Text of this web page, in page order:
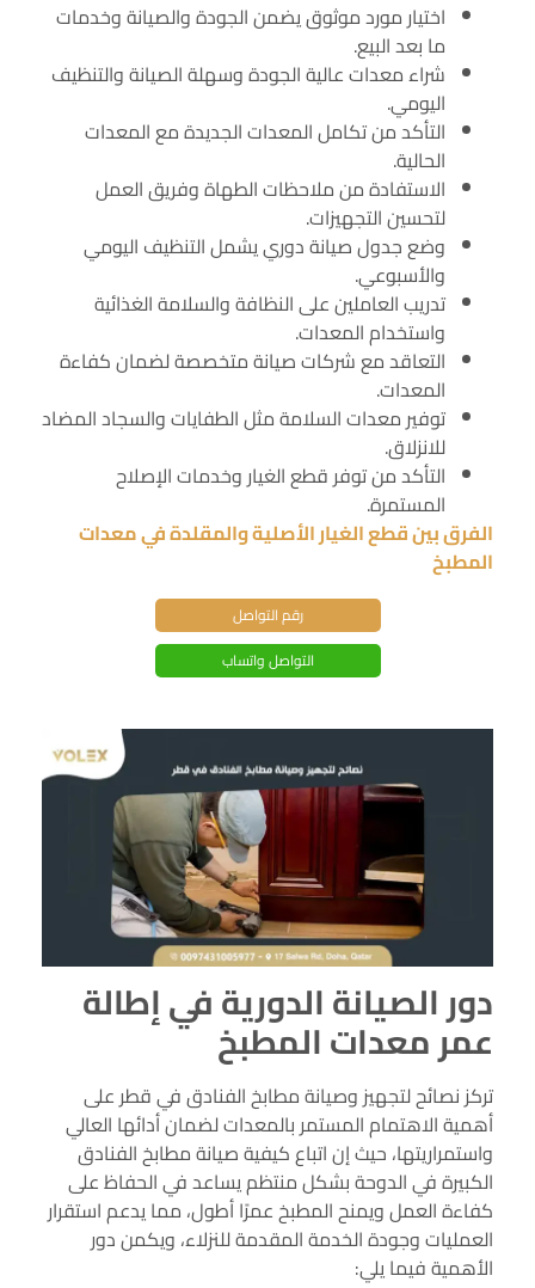
اختيار مورد موثوق يضمن الجودة والصيانة وخدمات
ما بعد البيع.
شراء معدات عالية الجودة وسهلة الصيانة والتنظيف
اليومي.
التأكد من تكامل المعدات الجديدة مع المعدات
الحالية.
الاستفادة من ملاحظات الطهاة وفريق العمل
لتحسين التجهيزات.
وضع جدول صيانة دوري يشمل التنظيف اليومي
والأسبوعي.
تدريب العاملين على النظافة والسلامة الغذائية
واستخدام المعدات.
التعاقد مع شركات صيانة متخصصة لضمان كفاءة
المعدات.
توفير معدات السلامة مثل الطفايات والسجاد المضاد
للانزلاق.
التأكد من توفر قطع الغيار وخدمات الإصلاح
المستمرة.
الفرق بين قطع الغيار الأصلية والمقلدة في معدات
المطبخ
رقم التواصل
التواصل واتساب
دور الصيانة الدورية في إطالة
عمر معدات المطبخ
تركز نصائح لتجهيز وصيانة مطابخ الفنادق في قطر على
أهمية الاهتمام المستمر بالمعدات لضمان أدائها العالي
واستمراريتها، حيث إن اتباع كيفية صيانة مطابخ الفنادق
الكبيرة في الدوحة بشكل منتظم يساعد في الحفاظ على
كفاءة العمل ويمنح المطبخ عمرًا أطول، مما يدعم استقرار
العمليات وجودة الخدمة المقدمة للنزلاء، ويكمن دور
الأهمية فيما يلي: